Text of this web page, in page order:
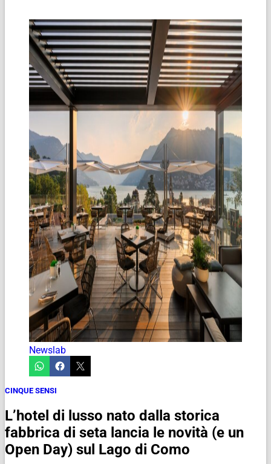
Newslab
CINQUE SENSI
L’hotel di lusso nato dalla storica
fabbrica di seta lancia le novità (e un
Open Day) sul Lago di Como